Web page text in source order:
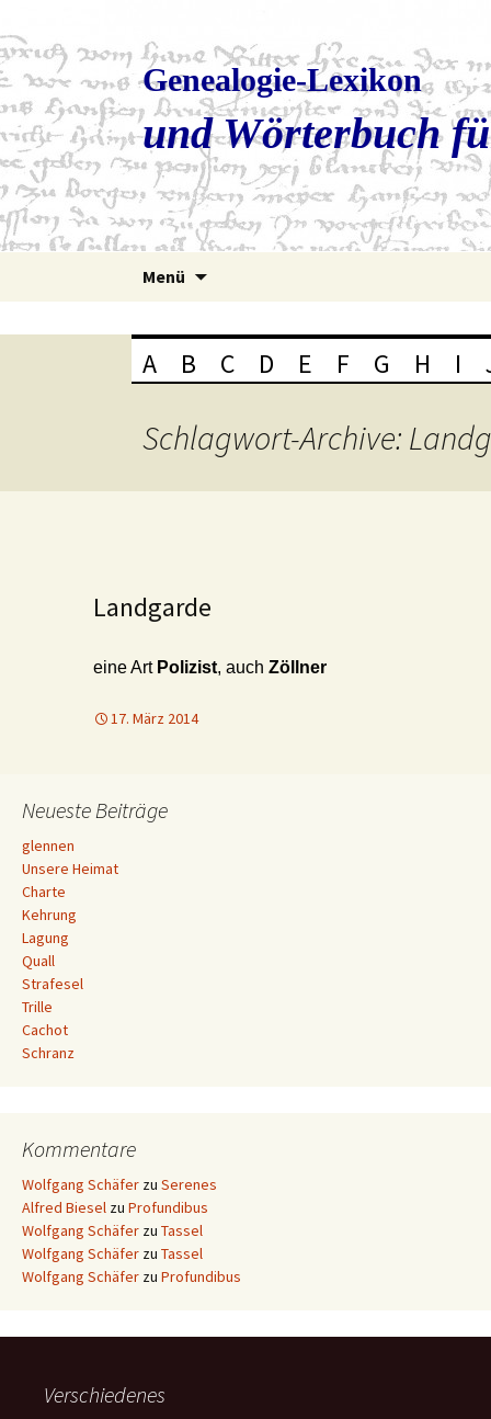
Genealogie-Lexikon
und Wörterbuch
Menü
A B C D E F G H I
Schlagwort-Archive:
Landgarde
eine Art Polizist, auch Zöllner
17. März 2014
Neueste Beiträge
glennen
Unsere Heimat
Charte
Kehrung
Lagung
Quall
Strafesel
Trille
Cachot
Schranz
Kommentare
Wolfgang Schäfer zu Serenes
Alfred Biesel zu Profundibus
Wolfgang Schäfer zu Tassel
Wolfgang Schäfer zu Tassel
Wolfgang Schäfer zu Profundibus
Verschiedenes